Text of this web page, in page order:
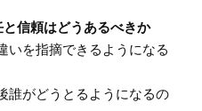
信頼はどうあるべきか
いを指摘できるようになる
誰がどうとるようになるの